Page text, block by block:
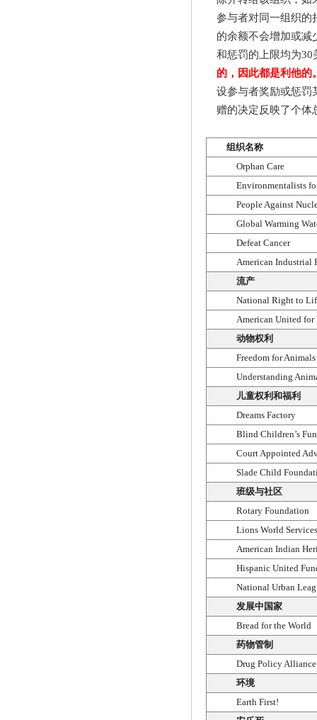
参与者对同一组织的
的余额不会增加或减
和惩罚的上限均为30
的，因此都是利他的
设参与者奖励或惩罚
赠的决定反映了个体
组织名称
Orphan Care
Environmentalists
People Against
Global Warming
Defeat Cancer
American Industrial
流产
National Right to
American United for
动物权利
Freedom for
Understanding
儿童权利和福利
Dreams Factory
Blind Children’s
Court Appointed
Slade Child
班级与社区
Rotary Foundation
Lions World
American Indian
Hispanic United
National Urban
发展中国家
Bread for the World
药物管制
Drug Policy Alliance
环境
Earth First!